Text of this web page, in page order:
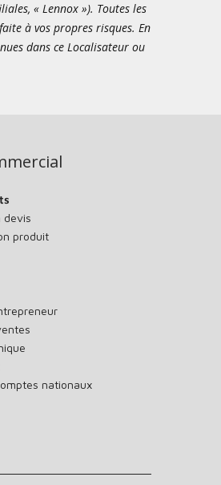
« Lennox »). Toutes les
à vos propres risques. En
dans ce Localisateur ou
devis
produit
nationaux